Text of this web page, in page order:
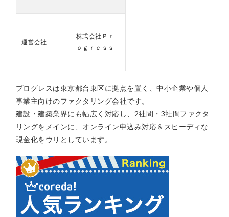
口コ
2.2
口コ
3
グレ
スの
は？
4
プロ
グレ
スの
メリ
運営会社
株式会社Ｐｒ
ｏｇｒｅｓｓ
プログレスは東京都台東区に拠点を置く、中小企業や個人
事業主向けのファクタリング会社です。
建設・建築業界にも幅広く対応し、2社間・3社間ファクタ
リングをメインに、オンライン申込み対応＆スピーディな
現金化をウリとしています。